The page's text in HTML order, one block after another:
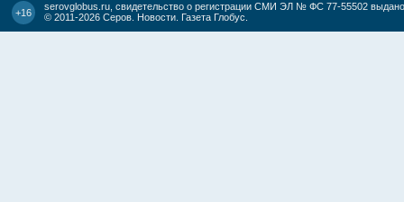
+16
serovglobus.ru, свидетельство о регистрации СМИ ЭЛ № ФС 77-55502
© 2011-2026 Серов. Новости. Газета Глобус